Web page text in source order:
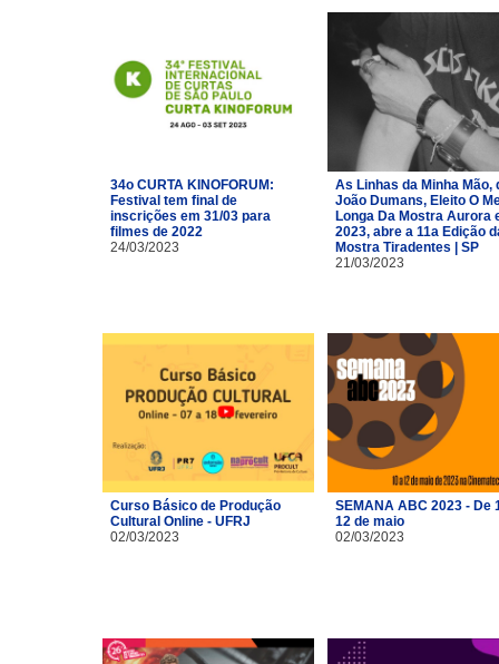
34o CURTA KINOFORUM:
Festival tem final de
inscrições em 31/03 para
filmes de 2022
24/03/2023
As Linhas da Minha Mão,
João Dumans, Eleito O
Longa Da Mostra Aurora
2023, abre a 11a Edição
Mostra Tiradentes | SP
21/03/2023
Curso Básico de Produção
Cultural Online - UFRJ
02/03/2023
SEMANA ABC 2023 - De
12 de maio
02/03/2023